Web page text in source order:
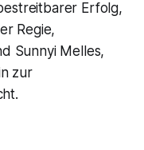
Erfolg,
Regie,
Sunnyi Melles,
zur